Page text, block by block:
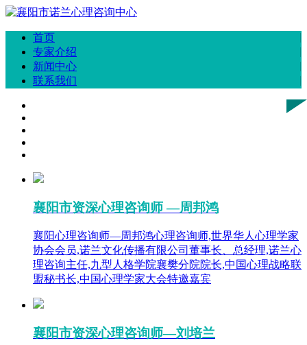
首页
专家介绍
新闻中心
联系我们
襄阳市资深心理咨询师 —周邦鸿
襄阳心理咨询师—周邦鸿心理咨询师,世界华人心理学家
协会会员,诺兰文化传播有限公司董事长、总经理,诺兰心
理咨询主任,九型人格学院襄樊分院院长,中国心理战略联
盟秘书长,中国心理学家大会特邀嘉宾
襄阳市资深心理咨询师—刘培兰